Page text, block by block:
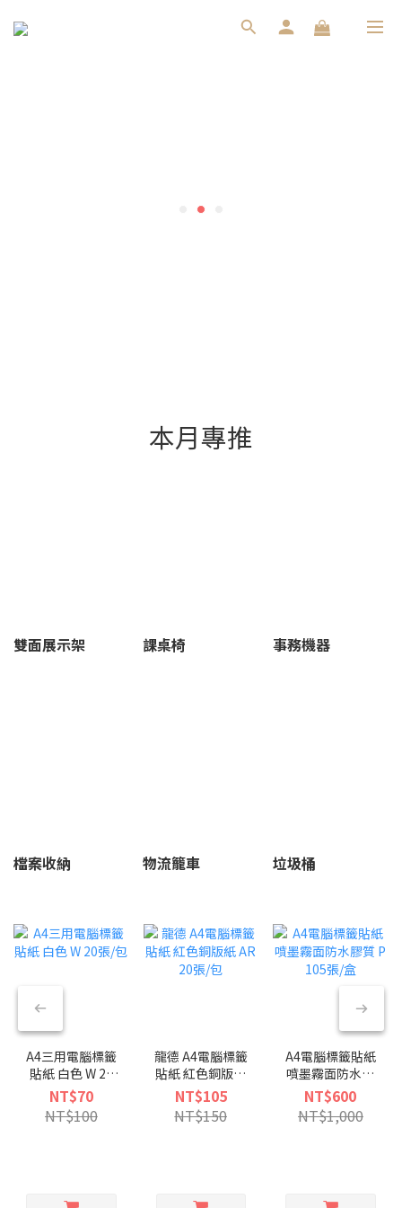
本月專推
雙面展示架 課桌椅 事務機器
檔案收納 物流籠車 垃圾桶
A4三用電腦標籤
貼紙 白色 W 20
張/包
NT$70
NT$100
龍德 A4電腦標籤
貼紙 紅色銅版紙
AR 20張/包
NT$105
NT$150
A4電腦標籤貼紙
噴墨霧面防水膠
質 P 105張/盒
NT$600
NT$1,000